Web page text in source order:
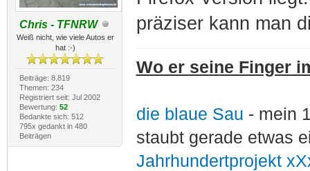
Chris - TFNRW
Weiß nicht, wie viele Autos er
hat :-)
Beiträge: 8.819
Themen: 234
Registriert seit: Jul 2002
Bewertung: 52
Bedankte sich: 512
795x gedankt in 480
Beiträgen
präziser kann man
Wo er seine Finger
die blaue Sau - mein
staubt gerade etwas
Jahrhundertprojekt